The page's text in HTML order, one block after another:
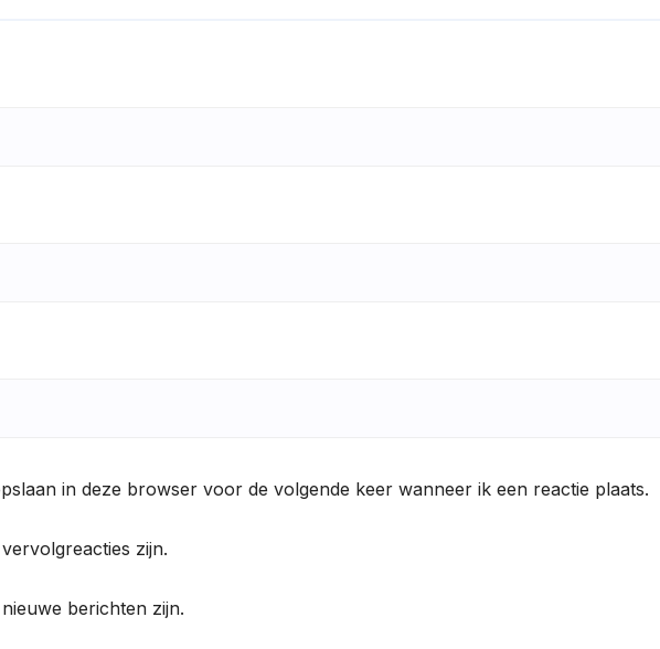
in deze browser voor de volgende keer wanneer ik een reactie plaats.
zijn.
berichten zijn.